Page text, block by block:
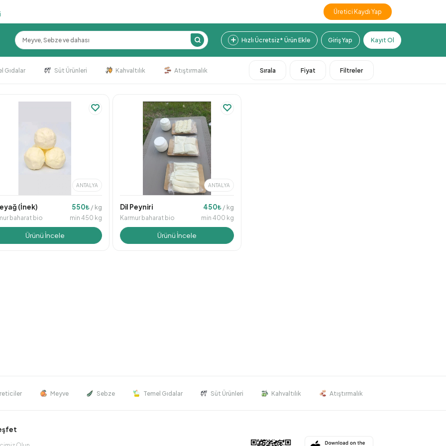
Üretici Kaydı Yap
Hızlı Ücretsiz* Ürün Ekle Giriş Yap Kayıt Ol
Gıdalar Süt Ürünleri Kahvaltılık Atıştırmalık Sırala Fiyat Filtreler
ANTALYA
(İnek)
baharat bio
550₺/ kg
min 450 kg
Ürünü İncele
ANTALYA
Dil Peyniri
Karmur baharat bio
450₺/ kg
min 400 kg
Ürünü İncele
Meyve Sebze Temel Gıdalar Süt Ürünleri Kahvaltılık Atıştırmalık